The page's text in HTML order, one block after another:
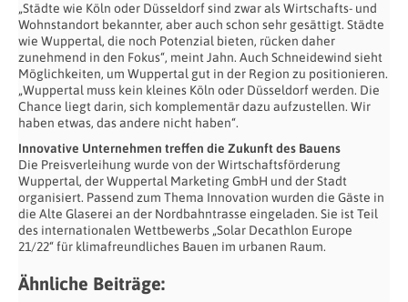
„Städte wie Köln oder Düsseldorf sind zwar als Wirtschafts- und
Wohnstandort bekannter, aber auch schon sehr gesättigt. Städte
wie Wuppertal, die noch Potenzial bieten, rücken daher
zunehmend in den Fokus“, meint Jahn. Auch Schneidewind sieht
Möglichkeiten, um Wuppertal gut in der Region zu positionieren.
„Wuppertal muss kein kleines Köln oder Düsseldorf werden. Die
Chance liegt darin, sich komplementär dazu aufzustellen. Wir
haben etwas, das andere nicht haben“.
Innovative Unternehmen treffen die Zukunft des Bauens
Die Preisverleihung wurde von der Wirtschaftsförderung
Wuppertal, der Wuppertal Marketing GmbH und der Stadt
organisiert. Passend zum Thema Innovation wurden die Gäste in
die Alte Glaserei an der Nordbahntrasse eingeladen. Sie ist Teil
des internationalen Wettbewerbs „Solar Decathlon Europe
21/22“ für klimafreundliches Bauen im urbanen Raum.
Ähnliche Beiträge: